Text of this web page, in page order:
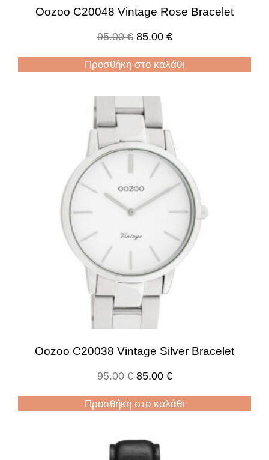
Oozoo C20048 Vintage Rose Bracelet
95.00€ 85.00 €
Προσθήκη στο καλάθι
Oozoo C20038 Vintage Silver Bracelet
95.00€ 85.00 €
Προσθήκη στο καλάθι